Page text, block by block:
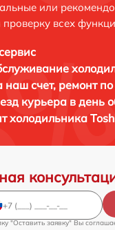
или
всех
наш счет, ремонт
курьера в день
холодильника
"Оставить заявку" Вы